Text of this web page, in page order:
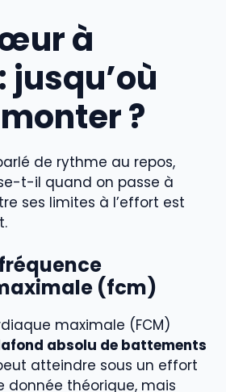
à
jusqu’où
?
de rythme au repos,
t-il quand on passe à
ses limites à l’effort est
(fcm)
maximale (FCM)
absolu de battements
atteindre sous un effort
donnée théorique, mais